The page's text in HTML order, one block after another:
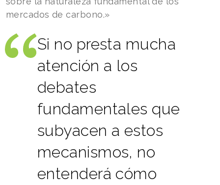
mercados de carbono.»
Si no presta mucha
atención a los
debates
fundamentales que
subyacen a estos
mecanismos, no
entenderá cómo